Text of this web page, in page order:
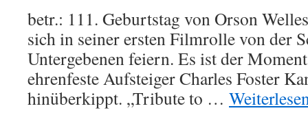
betr.: 111. Geburtstag von Orson
sich in seiner ersten Filmrolle von der
Untergebenen feiern. Es ist der
ehrenfeste Aufsteiger Charles Foster
hinüberkippt. „Tribute to …